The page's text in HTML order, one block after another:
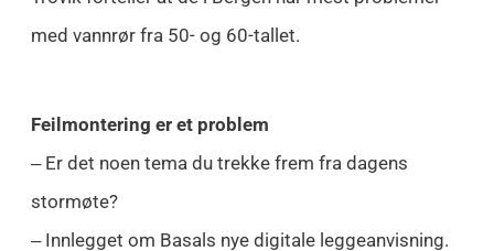
med vannrør fra 50- og 60-tallet.
Feilmontering er et problem
‒ Er det noen tema du trekke frem fra dagens
stormøte?
‒ Innlegget om Basals nye digitale leggeanvisning.